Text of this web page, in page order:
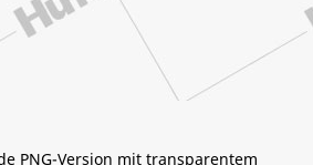
PNG-Version mit transparentem